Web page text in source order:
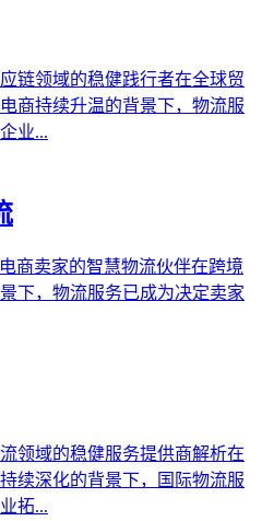
链领域的稳健践行者在全球贸
商持续升温的背景下，物流服
业...
商卖家的智慧物流伙伴在跨境
下，物流服务已成为决定卖家
领域的稳健服务提供商解析在
续深化的背景下，国际物流服
拓...